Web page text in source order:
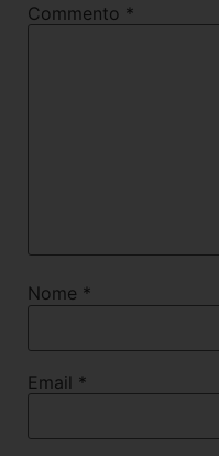
Commento *
Nome *
Email *